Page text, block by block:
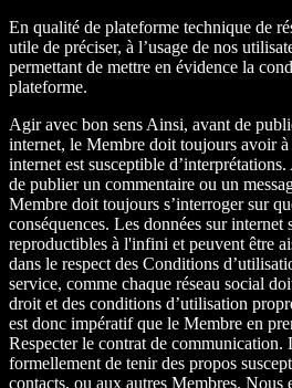
En qualité de plateforme technique de
utile de préciser, à l’usage de nos
permettant de mettre en évidence la
plateforme.
Agir avec bon sens Ainsi, avant de
internet, le Membre doit toujours avoir à
internet est susceptible
de publier un commentaire ou un
Membre doit toujours s’interroger sur
conséquences. Les données sur internet
reproductibles à l'infini et peuvent être
dans le respect des Conditions
service, comme chaque réseau social
droit et des conditions d’utilisation
est donc impératif que le Membre en
Respecter le contrat de communication.
formellement de tenir des propos
contacts, ou aux autres Membres. Nous